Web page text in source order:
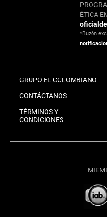
ÉTICA
*Buzón
GRUPO EL COLOMBIANO
CONTÁCTANOS
TÉRMINOS Y
CONDICIONES